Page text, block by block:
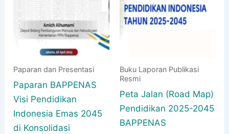
Paparan dan Presentasi
Paparan BAPPENAS
Visi Pendidikan
Indonesia Emas 2045
di Konsolidasi
Buku Laporan Publikasi
Resmi
Peta Jalan (Road Map)
Pendidikan 2025-2045
BAPPENAS